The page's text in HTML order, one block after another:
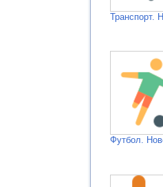
Транспорт.
Футбол.